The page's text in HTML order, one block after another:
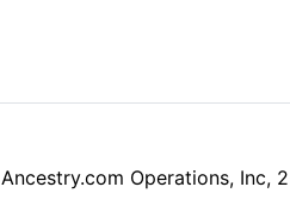
Operations, Inc,